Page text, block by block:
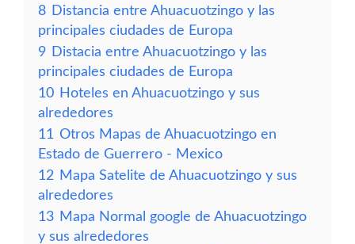
8 Distancia entre Ahuacuotzingo y las
principales ciudades de Europa
9 Distacia entre Ahuacuotzingo y las
principales ciudades de Europa
10 Hoteles en Ahuacuotzingo y sus
alrededores
11 Otros Mapas de Ahuacuotzingo en
Estado de Guerrero - Mexico
12 Mapa Satelite de Ahuacuotzingo y sus
alrededores
13 Mapa Normal google de Ahuacuotzingo
y sus alrededores